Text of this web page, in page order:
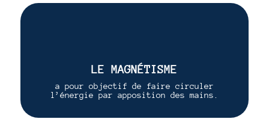
LE MAGNÉTISME
a pour objectif de faire circuler
l’énergie par apposition des mains.